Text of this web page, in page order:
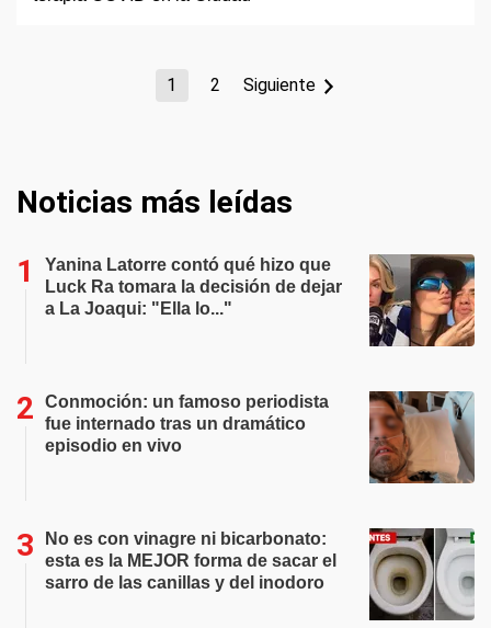
1 2 Siguiente
Noticias más leídas
Yanina Latorre contó qué hizo que
Luck Ra tomara la decisión de dejar
a La Joaqui: "Ella lo..."
Conmoción: un famoso periodista
fue internado tras un dramático
episodio en vivo
No es con vinagre ni bicarbonato:
esta es la MEJOR forma de sacar el
sarro de las canillas y del inodoro